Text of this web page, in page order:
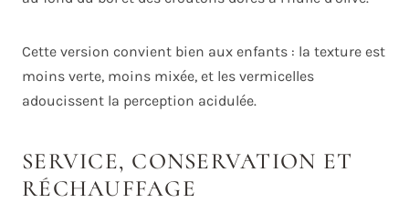
Cette version convient bien aux enfants : la texture est
moins verte, moins mixée, et les vermicelles
adoucissent la perception acidulée.
SERVICE, CONSERVATION ET
RÉCHAUFFAGE